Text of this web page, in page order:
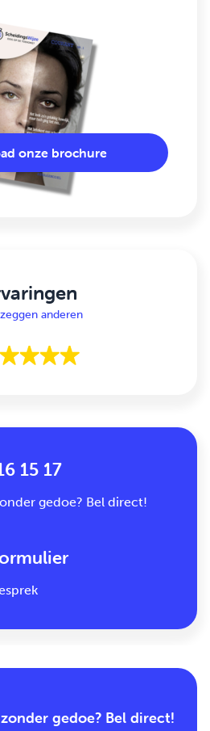
onze brochure
anderen
15 17
gedoe? Bel direct!
gedoe? Bel direct!